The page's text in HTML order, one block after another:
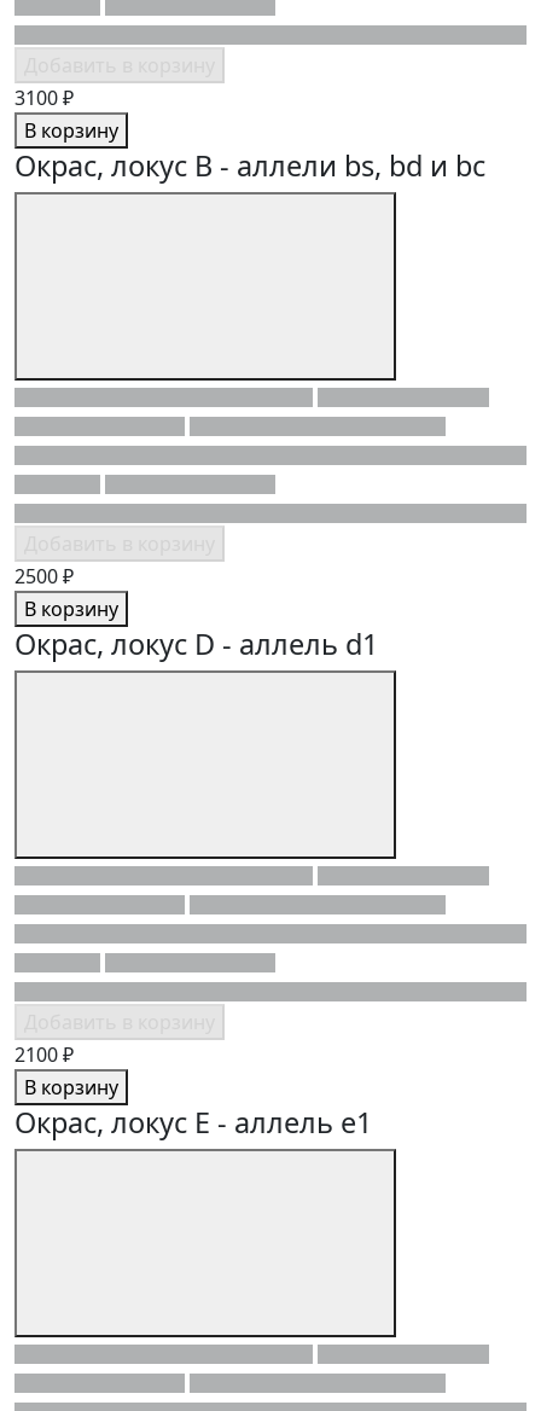
3100 ₽
В корзину
Окрас, локус B - аллели bs, bd и bc
2500 ₽
В корзину
Окрас, локус D - аллель d1
2100 ₽
В корзину
Окрас, локус E - аллель e1